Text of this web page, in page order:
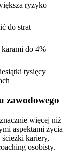
ryzyko
do strat
do 4%
tysięcy
zawodowego
więcej niż
aspektami życia
kariery,
osobisty.